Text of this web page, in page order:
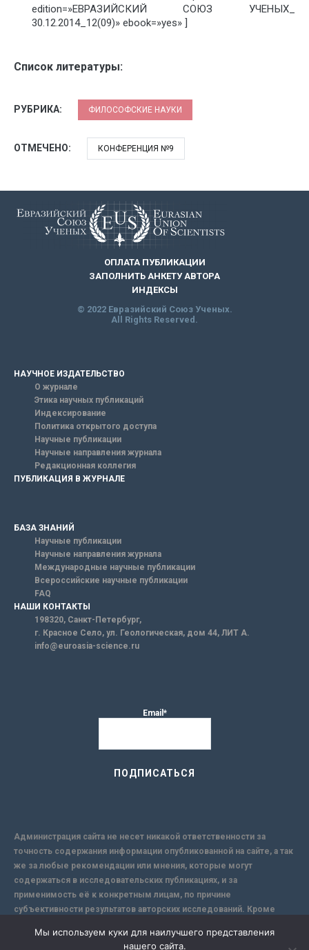
edition=»ЕВРАЗИЙСКИЙ СОЮЗ УЧЕНЫХ_
30.12.2014_12(09)» ebook=»yes» ]
Список литературы:
РУБРИКА: ФИЛОСОФСКИЕ НАУКИ
ОТМЕЧЕНО: КОНФЕРЕНЦИЯ №9
ОПЛАТА ПУБЛИКАЦИИ
ЗАПОЛНИТЬ АНКЕТУ АВТОРА
ИНДЕКСЫ
© 2022 Евразийский Союз Ученых.
All Rights Reserved.
НАУЧНОЕ ИЗДАТЕЛЬСТВО
О журнале
Этика научных публикаций
Индексирование
Политика открытого доступа
Научные публикации
Научные направления журнала
Редакционная коллегия
ПУБЛИКАЦИЯ В ЖУРНАЛЕ
БАЗА ЗНАНИЙ
Научные публикации
Научные направления журнала
Международные научные публикации
Всероссийские научные публикации
FAQ
НАШИ КОНТАКТЫ
198320, Санкт-Петербург,
г. Красное Село, ул. Геологическая, дом 44, ЛИТ А.
info@euroasia-science.ru
Email*
Администрация сайта не несет никакой ответственности за
точность содержания информации опубликованной на сайте, а так
же за любые рекомендации или мнения, которые могут
содержаться в исследовательских публикациях, и за
применимость её к конкретным лицам, по причине
субъективности результатов авторских исследований. Кроме
надежной защиты информации, Сайт не несет ответственности за
Мы используем куки для наилучшего представления
нашего сайта.